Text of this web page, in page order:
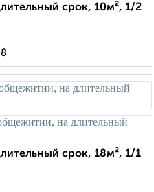
срок, 10м², 1/2
срок, 18м², 1/1